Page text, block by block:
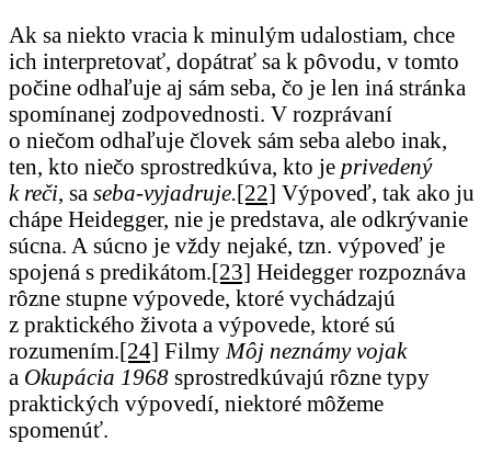
Ak sa niekto vracia k minulým udalostiam, chce
ich interpretovať, dopátrať sa k pôvodu, v tomto
počine odhaľuje aj sám seba, čo je len iná stránka
spomínanej zodpovednosti. V rozprávaní
o niečom odhaľuje človek sám seba alebo inak,
ten, kto niečo sprostredkúva, kto je privedený
k reči, sa seba-vyjadruje.[22] Výpoveď, tak ako ju
chápe Heidegger, nie je predstava, ale odkrývanie
súcna. A súcno je vždy nejaké, tzn. výpoveď je
spojená s predikátom.[23] Heidegger rozpoznáva
rôzne stupne výpovede, ktoré vychádzajú
z praktického života a výpovede, ktoré sú
rozumením.[24] Filmy Môj neznámy vojak
a Okupácia 1968 sprostredkúvajú rôzne typy
praktických výpovedí, niektoré môžeme
spomenúť.